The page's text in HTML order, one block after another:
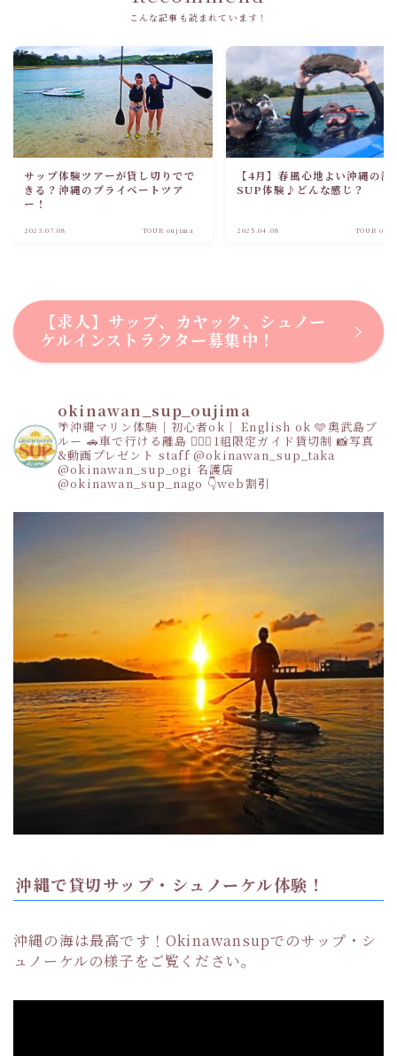
こんな記事も読まれています！
サップ体験ツアーが貸し切りでで
きる？沖縄のプライベートツア
ー！
2023.07.08 TOUR oujima
【4月】春風心地よい沖縄の海
SUP体験♪どんな感じ？
2025.04.08 TOUR
【求人】サップ、カヤック、シュノー
ケルインストラクター募集中！
okinawan_sup_oujima
🌴沖縄マリン体験｜初心者ok｜ English ok 🩵奥武島ブ
ルー 🚗車で行ける離島 👩‍❤️‍👩1組限定ガイド貸切制 📸写真
&動画プレゼント staff@okinawan_sup_taka
@okinawan_sup_ogi 名護店
@okinawan_sup_nago 👇web割引
沖縄で貸切サップ・シュノーケル体験！
沖縄の海は最高です！Okinawansupでのサップ・シ
ュノーケルの様子をご覧ください。